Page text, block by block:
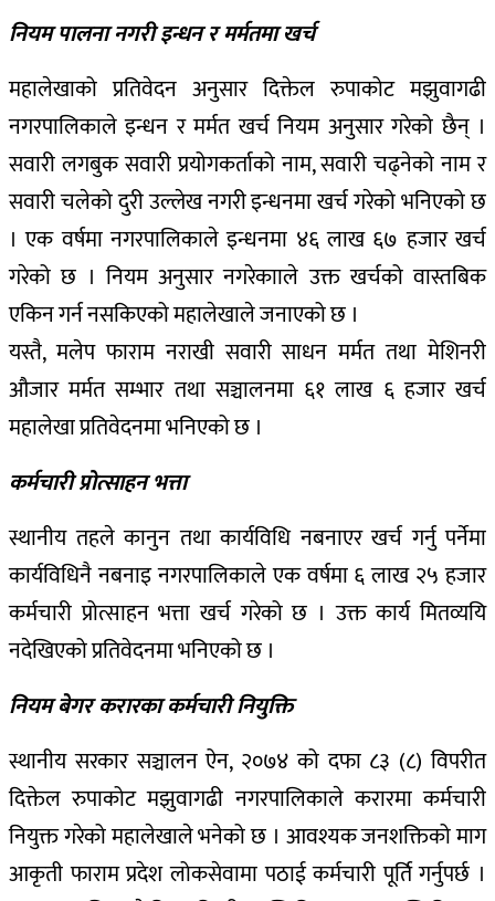
नियम पालना नगरी इन्धन र मर्मतमा खर्च
महालेखाको प्रतिवेदन अनुसार दिक्तेल रुपाकोट मझुवागढी
नगरपालिकाले इन्धन र मर्मत खर्च नियम अनुसार गरेको छैन् ।
सवारी लगबुक सवारी प्रयोगकर्ताको नाम, सवारी चढ्नेको नाम र
सवारी चलेको दुरी उल्लेख नगरी इन्धनमा खर्च गरेको भनिएको छ
। एक वर्षमा नगरपालिकाले इन्धनमा ४६ लाख ६७ हजार खर्च
गरेको छ । नियम अनुसार नगरेकााले उक्त खर्चको वास्तबिक
एकिन गर्न नसकिएको महालेखाले जनाएको छ ।
यस्तै, मलेप फाराम नराखी सवारी साधन मर्मत तथा मेशिनरी
औजार मर्मत सम्भार तथा सञ्चालनमा ६१ लाख ६ हजार खर्च
महालेखा प्रतिवेदनमा भनिएको छ ।
कर्मचारी प्रोत्साहन भत्ता
स्थानीय तहले कानुन तथा कार्यविधि नबनाएर खर्च गर्नु पर्नेमा
कार्यविधिनै नबनाइ नगरपालिकाले एक वर्षमा ६ लाख २५ हजार
कर्मचारी प्रोत्साहन भत्ता खर्च गरेको छ । उक्त कार्य मितव्ययि
नदेखिएको प्रतिवेदनमा भनिएको छ ।
नियम बेगर करारका कर्मचारी नियुक्ति
स्थानीय सरकार सञ्चालन ऐन, २०७४ को दफा ८३ (८) विपरीत
दिक्तेल रुपाकोट मझुवागढी नगरपालिकाले करारमा कर्मचारी
नियुक्त गरेको महालेखाले भनेको छ । आवश्यक जनशक्तिको माग
आकृती फाराम प्रदेश लोकसेवामा पठाई कर्मचारी पूर्ति गर्नुपर्छ ।